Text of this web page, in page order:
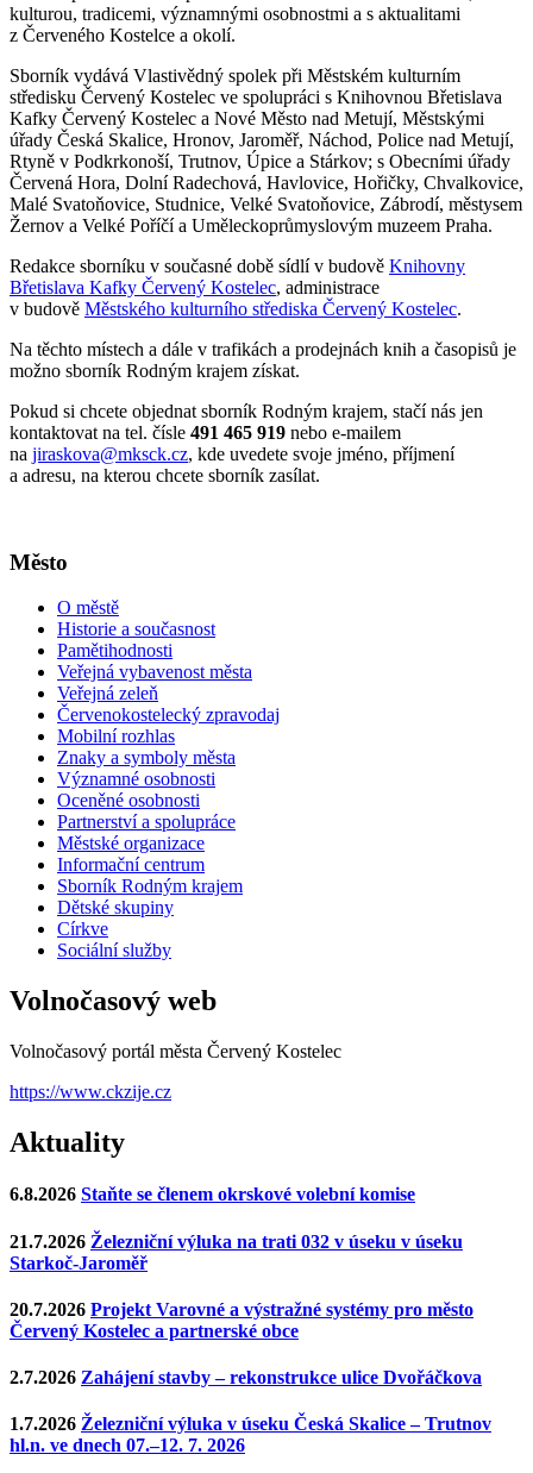
kulturou, tradicemi, významnými osobnostmi a s aktualitami
z Červeného Kostelce a okolí.
Sborník vydává Vlastivědný spolek při Městském kulturním
středisku Červený Kostelec ve spolupráci s Knihovnou Břetislava
Kafky Červený Kostelec a Nové Město nad Metují, Městskými
úřady Česká Skalice, Hronov, Jaroměř, Náchod, Police nad Metují,
Rtyně v Podkrkonoší, Trutnov, Úpice a Stárkov; s Obecními úřady
Červená Hora, Dolní Radechová, Havlovice, Hořičky, Chvalkovice,
Malé Svatoňovice, Studnice, Velké Svatoňovice, Zábrodí, městysem
Žernov a Velké Poříčí a Uměleckoprůmyslovým muzeem Praha.
Redakce sborníku v současné době sídlí v budově Knihovny
Břetislava Kafky Červený Kostelec, administrace
v budově Městského kulturního střediska Červený Kostelec.
Na těchto místech a dále v trafikách a prodejnách knih a časopisů je
možno sborník Rodným krajem získat.
Pokud si chcete objednat sborník Rodným krajem, stačí nás jen
kontaktovat na tel. čísle 491 465 919 nebo e-mailem
na jiraskova@mksck.cz, kde uvedete svoje jméno, příjmení
a adresu, na kterou chcete sborník zasílat.
Město
O městě
Historie a současnost
Pamětihodnosti
Veřejná vybavenost města
Veřejná zeleň
Červenokostelecký zpravodaj
Mobilní rozhlas
Znaky a symboly města
Významné osobnosti
Oceněné osobnosti
Partnerství a spolupráce
Městské organizace
Informační centrum
Sborník Rodným krajem
Dětské skupiny
Církve
Sociální služby
Volnočasový web
Volnočasový portál města Červený Kostelec
https://www.ckzije.cz
Aktuality
6.8.2026 Staňte se členem okrskové volební komise
21.7.2026 Železniční výluka na trati 032 v úseku v úseku
Starkoč-Jaroměř
20.7.2026 Projekt Varovné a výstražné systémy pro město
Červený Kostelec a partnerské obce
2.7.2026 Zahájení stavby – rekonstrukce ulice Dvořáčkova
1.7.2026 Železniční výluka v úseku Česká Skalice – Trutnov
hl.n. ve dnech 07.–12. 7. 2026